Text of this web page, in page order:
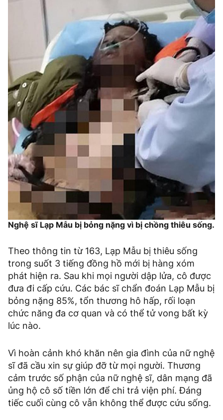
Nghệ sĩ Lạp Mẫu bị bỏng nặng vì bị chồng thiêu sống.
Theo thông tin từ 163, Lạp Mẫu bị thiêu sống
trong suốt 3 tiếng đồng hồ mới bị hàng xóm
phát hiện ra. Sau khi mọi người dập lửa, cô được
đưa đi cấp cứu. Các bác sĩ chẩn đoán Lạp Mẫu bị
bỏng nặng 85%, tổn thương hô hấp, rối loạn
chức năng đa cơ quan và có thể tử vong bất kỳ
lúc nào.
Vì hoàn cảnh khó khăn nên gia đình của nữ nghệ
sĩ đã cầu xin sự giúp đỡ từ mọi người. Thương
cảm trước số phận của nữ nghệ sĩ, dân mạng đã
ủng hộ cô số tiền lớn để chi trả viện phí. Đáng
tiếc cuối cùng cô vẫn không thể được cứu sống.